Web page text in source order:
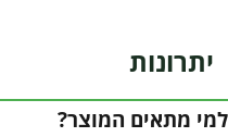
יתרונות
למי מתאים המוצר?